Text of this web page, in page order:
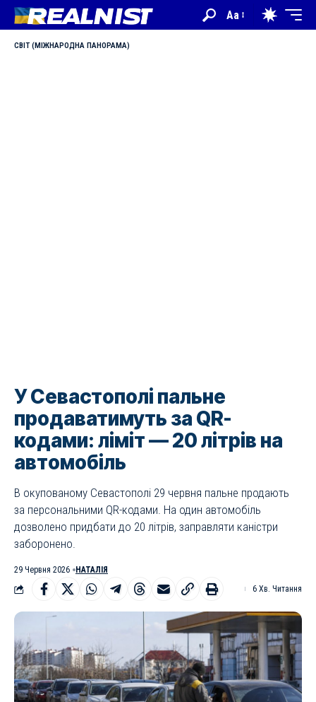
Aa
СВІТ (МІЖНАРОДНА ПАНОРАМА)
У Севастополі пальне
продаватимуть за QR-
кодами: ліміт — 20 літрів на
автомобіль
В окупованому Севастополі 29 червня пальне продають
за персональними QR-кодами. На один автомобіль
дозволено придбати до 20 літрів, заправляти каністри
заборонено.
29 Червня 2026
НАТАЛІЯ
6 Хв. Читання